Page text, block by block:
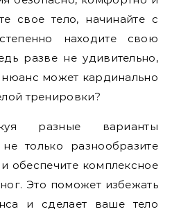
свое тело, начинайте с
находите свою
разве не удивительно,
может кардинально
тренировки?
разные варианты
только разнообразите
обеспечите комплексное
Это поможет избежать
и сделает ваше тело